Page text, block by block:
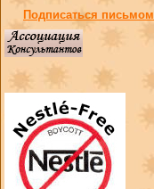
Подписаться письмом